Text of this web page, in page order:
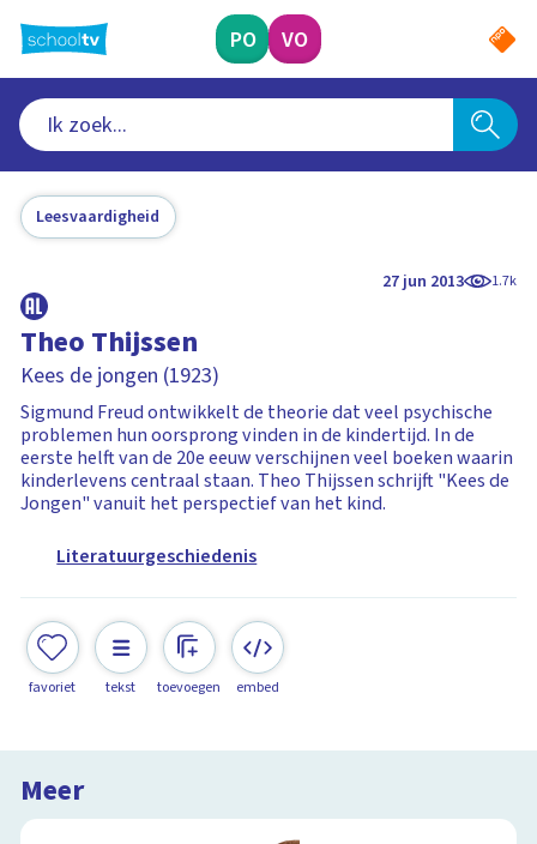
naar
hoofdinhoud
PO VO
Leesvaardigheid
27 jun 2013 1.7k
Theo Thijssen
Kees de jongen (1923)
Sigmund Freud ontwikkelt de theorie dat veel psychische
problemen hun oorsprong vinden in de kindertijd. In de
eerste helft van de 20e eeuw verschijnen veel boeken waarin
kinderlevens centraal staan. Theo Thijssen schrijft "Kees de
Jongen" vanuit het perspectief van het kind.
Literatuurgeschiedenis
favoriet tekst toevoegen embed
Meer